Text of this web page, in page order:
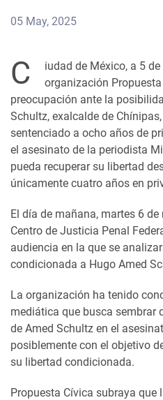
05 May, 2025
C
iudad de México, a 5
organización
preocupación ante la
Schultz, exalcalde de
sentenciado a ocho años de
el asesinato de la periodista
pueda recuperar su libertad
únicamente cuatro años en
El día de mañana, martes 6
Centro de Justicia Penal
audiencia en la que se
condicionada a Hugo Amed
La organización ha tenido
mediática que busca sembrar
de Amed Schultz en el
posiblemente con el objetivo
su libertad condicionada.
Propuesta Cívica subraya